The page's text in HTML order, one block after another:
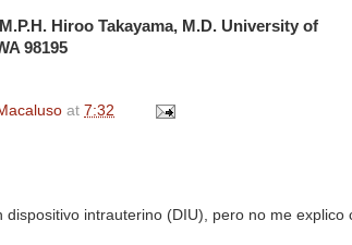
Hiroo Takayama, M.D. University of
98195
at 7:32
dispositivo intrauterino (DIU), pero no me explico